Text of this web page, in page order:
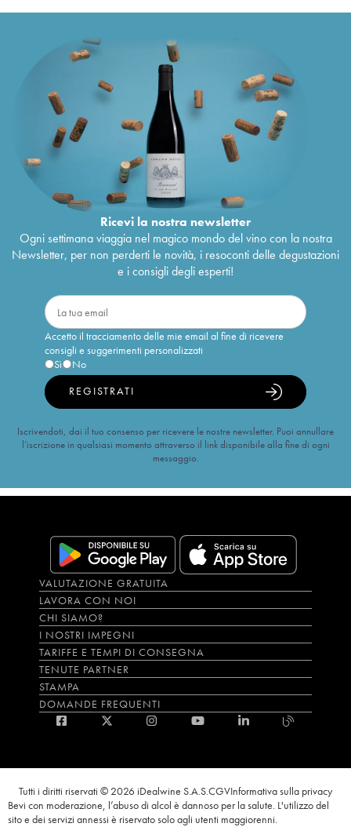
Vin de France Les Aussigouins Mai & Kenji
Hodgson2017
Vin de France O Galarneau Mai & Kenji
Hodgson
2017
36
Vin de France Les Aussigouins Mai & Kenji
Hodgson2016
38
Vin de France O Galarneau Mai & Kenji
Hodgson
38
Vin de France Faia Mai & Kenji Hodgson
Vin de France O Galarneau Mai & Kenji
Hodgson2015
Vin de France P'tit Luchini Mai & Kenji Hodgson
2015
Vin de France Les Aussigouins Mai & Kenji
46€
Ricevi la nostra newsletter
Ogni settimana viaggia nel magico mondo del vino con la nostra
Newsletter, per non perderti le novità, i resoconti delle degustazioni
e i consigli degli esperti!
Accetto il tracciamento delle mie email al fine di ricevere
consigli e suggerimenti personalizzati
Sì
No
REGISTRATI
Iscrivendoti, dai il tuo consenso per ricevere le nostre newsletter. Puoi annullare
l’iscrizione in qualsiasi momento attraverso il link disponibile alla fine di ogni
messaggio.
VALUTAZIONE GRATUITA
LAVORA CON NOI
CHI SIAMO?
I NOSTRI IMPEGNI
TARIFFE E TEMPI DI CONSEGNA
TENUTE PARTNER
STAMPA
DOMANDE FREQUENTI
Tutti i diritti riservati © 2026 iDealwine S.A.S.CGVInformativa sulla privacy
Bevi con moderazione, l’abuso di alcol è dannoso per la salute. L'utilizzo del
sito e dei servizi annessi è riservato solo agli utenti maggiorenni.